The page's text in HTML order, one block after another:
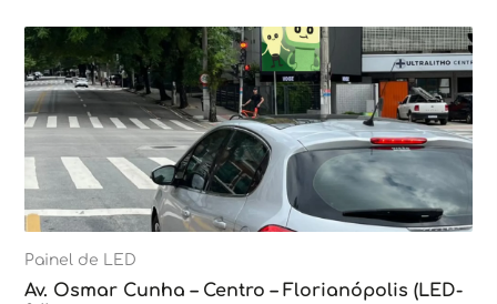
Painel de LED
Av. Osmar Cunha – Centro – Florianópolis (LED-